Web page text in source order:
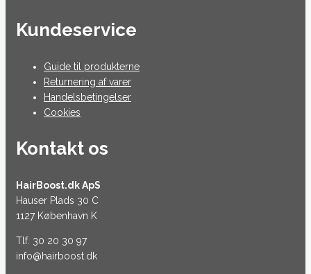
Kundeservice
Guide til produkterne
Returnering af varer
Handelsbetingelser
Cookies
Kontakt os
HairBoost.dk ApS
Hauser Plads 30 C
1127 København K
Tlf. 30 20 30 97
info@hairboost.dk